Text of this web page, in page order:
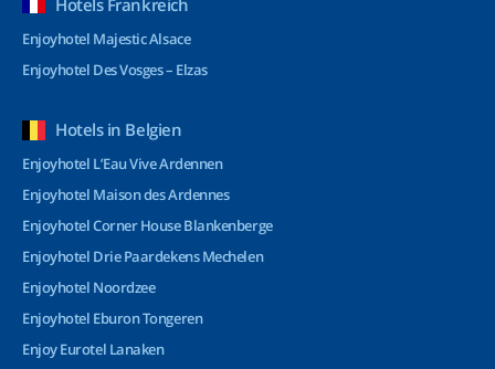
Hotels Frankreich
Enjoyhotel Majestic Alsace
Enjoyhotel Des Vosges – Elzas
Hotels in Belgien
Enjoyhotel L’Eau Vive Ardennen
Enjoyhotel Maison des Ardennes
Enjoyhotel Corner House Blankenberge
Enjoyhotel Drie Paardekens Mechelen
Enjoyhotel Noordzee
Enjoyhotel Eburon Tongeren
Enjoy Eurotel Lanaken